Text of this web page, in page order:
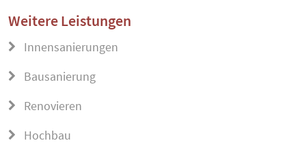
Weitere Leistungen
Innensanierungen
Bausanierung
Renovieren
Hochbau